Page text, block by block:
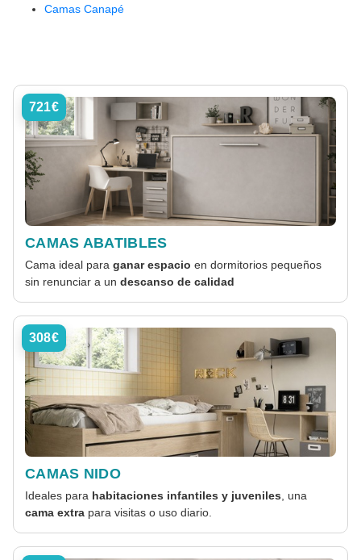
Camas Canapé
721€
CAMAS ABATIBLES
Cama ideal para ganar espacio en dormitorios pequeños
sin renunciar a un descanso de calidad
308€
CAMAS NIDO
Ideales para habitaciones infantiles y juveniles , una
cama extra para visitas o uso diario.